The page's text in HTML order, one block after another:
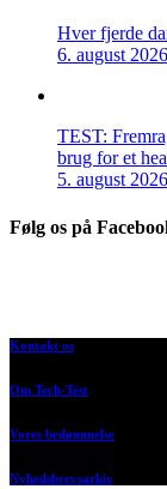
Hver fjerde
6. august 2026
TEST:
brug for et
5. august 2026
Følg os på
Kontakt os
Om Tech-Test
Vores bedømmelse
Nyhedsbrevsarkiv